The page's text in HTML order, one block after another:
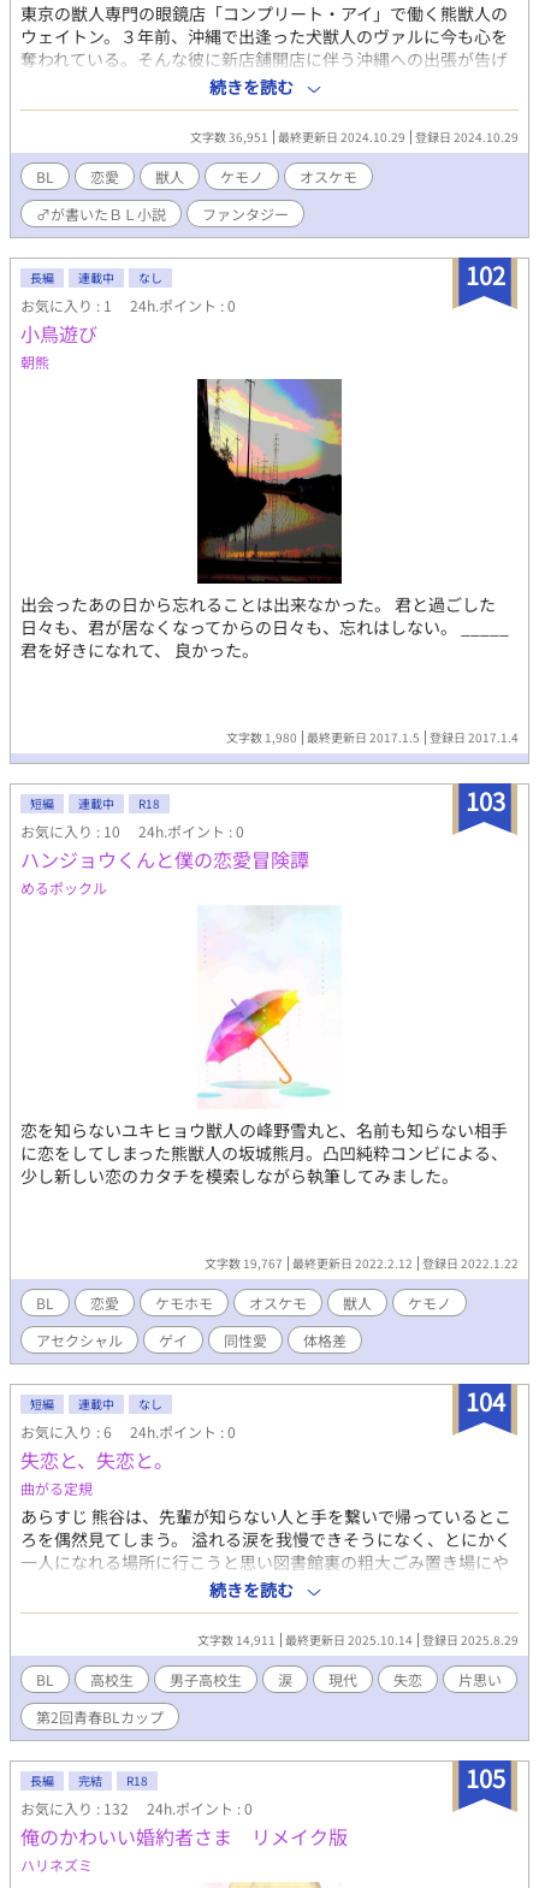
東京の獣人専門の眼鏡店「コンプリート・アイ」で働く熊獣人の
ウェイトン。３年前、沖縄で出逢った犬獣人のヴァルに今も心を
奪われている。そんな彼に新店舗開店に伴う沖縄への出張が告げ
られた。想い出の地、沖縄でウェイトンはヴァルを再び求め、探
し始めるが……。 獣人BL小説です。
続きを読む
文字数 36,951 最終更新日 2024.10.29 登録日 2024.10.29
BL 恋愛 獣人 ケモノ
オスケモ
♂が書いたＢＬ小説
ファンタジー
102
長編 連載中 なし
お気に入り : 1 24h.ポイント : 0
小鳥遊び
朝熊
出会ったあの日から忘れることは出来なかった。 君と過ごした
日々も、君が居なくなってからの日々も、忘れはしない。 _____
君を好きになれて、 良かった。
文字数 1,980 最終更新日 2017.1.5 登録日 2017.1.4
103
短編 連載中 R18
お気に入り : 10 24h.ポイント : 0
ハンジョウくんと僕の恋愛冒険譚
めるポックル
恋を知らないユキヒョウ獣人の峰野雪丸と、名前も知らない相手
に恋をしてしまった熊獣人の坂城熊月。凸凹純粋コンビによる、
少し新しい恋のカタチを模索しながら執筆してみました。
文字数 19,767 最終更新日 2022.2.12 登録日 2022.1.22
BL 恋愛 ケモホモ オスケモ 獣人
ケモノ
アセクシャル
ゲイ 同性愛 体格差
104
短編 連載中 なし
お気に入り : 6 24h.ポイント : 0
失恋と、失恋と。
曲がる定規
あらすじ 熊谷は、先輩が知らない人と手を繋いで帰っているとこ
ろを偶然見てしまう。 溢れる涙を我慢できそうになく、とにかく
一人になれる場所に行こうと思い図書館裏の粗大ごみ置き場にや
って来た。 熊谷が一人で泣いていると、知らない生徒がやって来
た。どうやら熊谷に気づかない様子のその生徒。そして、そのま
ま涙を流し始めた。 □ 登場人物 熊谷 (クマ) 宇佐木 (ウサギ) 先
輩 アイツ 失恋した男子高校生二人が偶然出会い、そこから互いに
痛みを分かち合い乗り越えていくストーリーです。 青春カップに
エントリーします。 よろしくお願いいたします。
続きを読む
文字数 14,911 最終更新日 2025.10.14 登録日 2025.8.29
BL 高校生 男子高校生 涙 現代 失恋
片思い
第2回青春BLカップ
105
長編 完結 R18
お気に入り : 132 24h.ポイント : 0
俺のかわいい婚約者さま リメイク版
ハリネズミ